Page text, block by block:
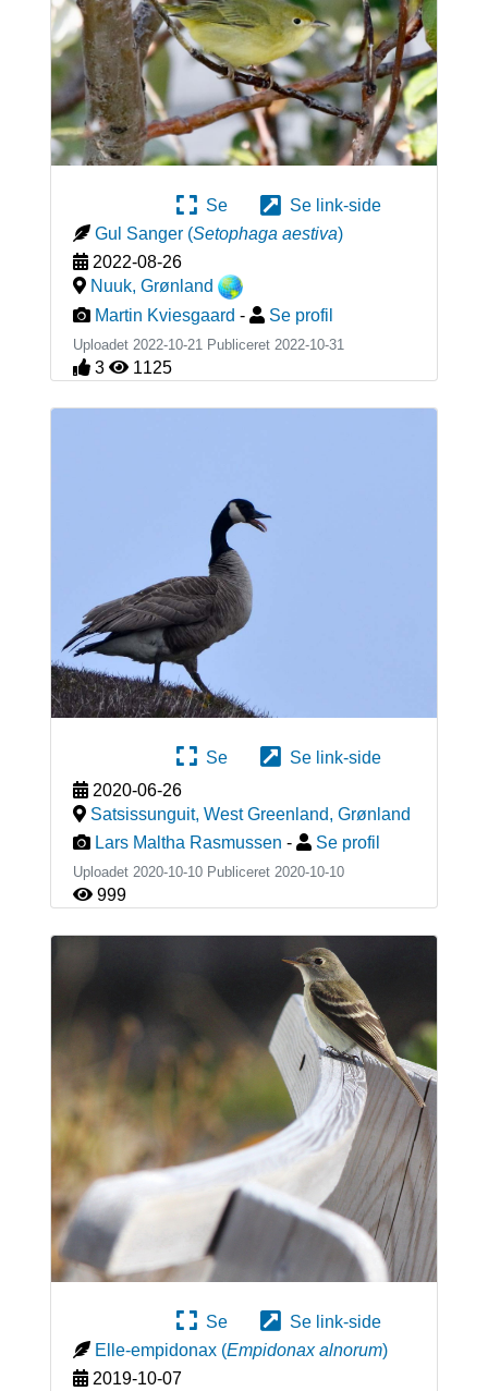
Se
Se link-side
Gul Sanger (Setophaga aestiva)
2022-08-26
Nuuk, Grønland
Martin Kviesgaard - Se profil
Uploadet 2022-10-21 Publiceret 2022-10-31
3 1125
Se
Se link-side
2020-06-26
Satsissunguit, West Greenland, Grønland
Lars Maltha Rasmussen - Se profil
Uploadet 2020-10-10 Publiceret 2020-10-10
999
Se
Se link-side
Elle-empidonax (Empidonax alnorum)
2019-10-07